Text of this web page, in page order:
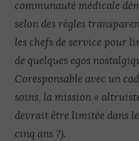
communauté médicale
selon des règles
les chefs de service pour
de quelques egos
Coresponsable avec un
soins, la mission «
devrait être limitée dans
cinq ans ?).